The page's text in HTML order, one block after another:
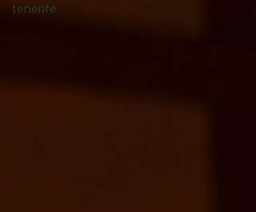
tenerife